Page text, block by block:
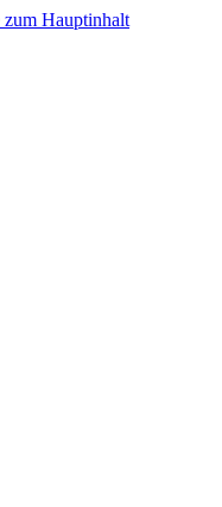
zum Hauptinhalt